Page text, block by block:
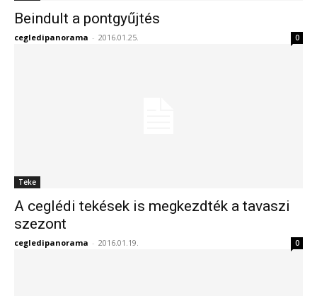
Beindult a pontgyűjtés
cegledipanorama - 2016.01.25. 0
Teke
A ceglédi tekések is megkezdték a tavaszi
szezont
cegledipanorama - 2016.01.19. 0